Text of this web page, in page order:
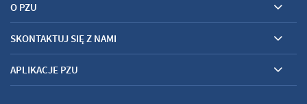
O PZU
SKONTAKTUJ SIĘ Z NAMI
APLIKACJE PZU